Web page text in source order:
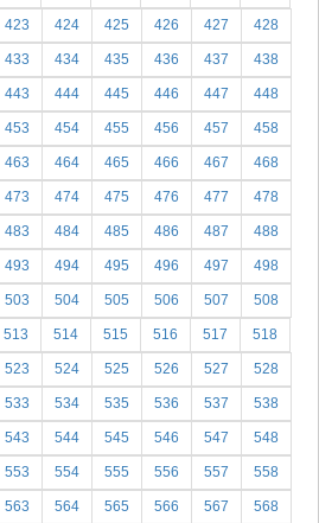
423 424 425 426 427 428
433 434 435 436 437 438
443 444 445 446 447 448
453 454 455 456 457 458
463 464 465 466 467 468
473 474 475 476 477 478
483 484 485 486 487 488
493 494 495 496 497 498
503 504 505 506 507 508
513 514 515 516 517 518
523 524 525 526 527 528
533 534 535 536 537 538
543 544 545 546 547 548
553 554 555 556 557 558
563 564 565 566 567 568